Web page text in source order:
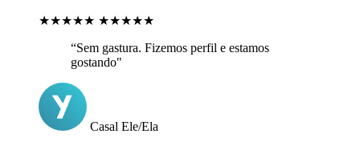
★★★★★ ★★★★★
“Sem gastura. Fizemos perfil e estamos
gostando"
Casal Ele/Ela